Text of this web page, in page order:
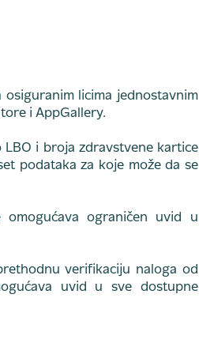
licima jednostavnim
i AppGallery.
i broja zdravstvene kartice
podataka za koje može da se
ograničen uvid u
verifikaciju naloga od
uvid u sve dostupne